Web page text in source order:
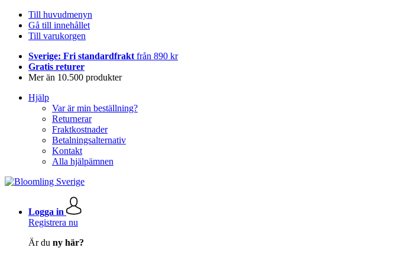
Till huvudmenyn
Gå till innehållet
Till varukorgen
Sverige: Fri standardfrakt från 890 kr
Gratis returer
Mer än 10.500 produkter
Hjälp
Var är min beställning?
Returnerar
Fraktkostnader
Betalningsalternativ
Kontakt
Alla hjälpämnen
Logga in
Registrera nu
Är du ny här?